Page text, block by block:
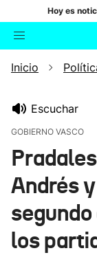
Hoy es
Buscador
Inicio
Escuchar
GOBIERNO VASCO
Andrés
los